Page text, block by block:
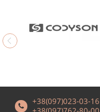
+38(097)023-03-16